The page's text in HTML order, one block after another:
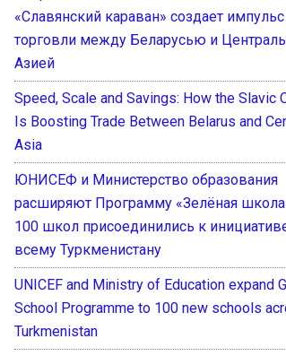
«Славянский караван» создает
торговли между Беларусью и
Азией
Speed, Scale and Savings: How the Slavic
Is Boosting Trade Between Belarus and
Asia
ЮНИСЕФ и Министерство образования
расширяют Программу «Зелёная
100 школ присоединились к
всему Туркменистану
UNICEF and Ministry of Education expand
School Programme to 100 new schools
Turkmenistan